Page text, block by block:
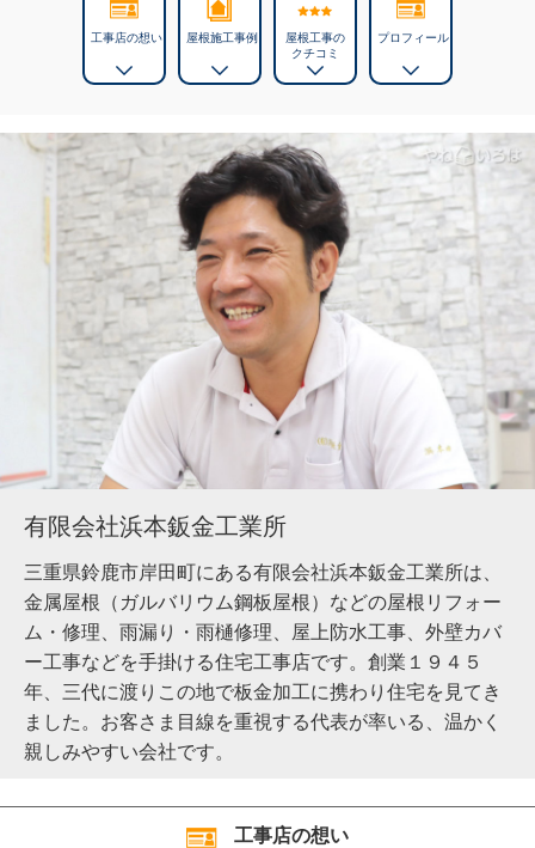
工事店の想い 屋根施工事例
屋根工事の
クチコミ
プロフィール
有限会社浜本鈑金工業所
三重県鈴鹿市岸田町にある有限会社浜本鈑金工業所は、
金属屋根（ガルバリウム鋼板屋根）などの屋根リフォー
ム・修理、雨漏り・雨樋修理、屋上防水工事、外壁カバ
ー工事などを手掛ける住宅工事店です。創業１９４５
年、三代に渡りこの地で板金加工に携わり住宅を見てき
ました。お客さま目線を重視する代表が率いる、温かく
親しみやすい会社です。
工事店の想い